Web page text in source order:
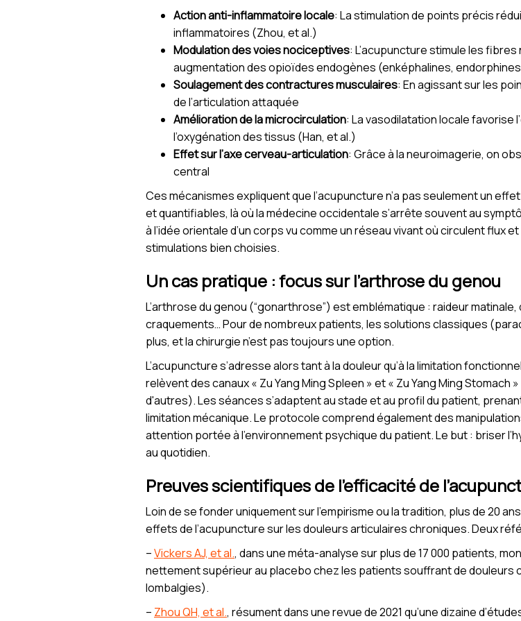
Action anti-inflammatoire locale: La stimulation de points précis
inflammatoires (Zhou, et al.)
Modulation des voies nociceptives: L’acupuncture stimule les
augmentation des opioïdes endogènes (enképhalines,
Soulagement des contractures musculaires: En agissant sur les
de l’articulation attaquée
Amélioration de la microcirculation: La vasodilatation locale favorise
l’oxygénation des tissus (Han, et al.)
Effet sur l’axe cerveau-articulation: Grâce à la neuroimagerie, on
central
Ces mécanismes expliquent que l’acupuncture n’a pas seulement un
et quantifiables, là où la médecine occidentale s’arrête souvent au
à l’idée orientale d’un corps vu comme un réseau vivant où circulent flux
stimulations bien choisies.
Un cas pratique : focus sur l’arthrose du genou
L’arthrose du genou (“gonarthrose”) est emblématique : raideur
craquements… Pour de nombreux patients, les solutions classiques
plus, et la chirurgie n’est pas toujours une option.
L’acupuncture s’adresse alors tant à la douleur qu’à la limitation
relèvent des canaux « Zu Yang Ming Spleen » et « Zu Yang Ming Stomach
d'autres). Les séances s’adaptent au stade et au profil du patient,
limitation mécanique. Le protocole comprend également des
attention portée à l’environnement psychique du patient. Le but : briser
au quotidien.
Preuves scientifiques de l’efficacité de
Loin de se fonder uniquement sur l’empirisme ou la tradition, plus de 20
effets de l’acupuncture sur les douleurs articulaires chroniques. Deux
–Vickers AJ, et al., dans une méta-analyse sur plus de 17 000 patients,
nettement supérieur au placebo chez les patients souffrant de douleurs
lombalgies).
– Zhou QH, et al., résument dans une revue de 2021 qu’une dizaine